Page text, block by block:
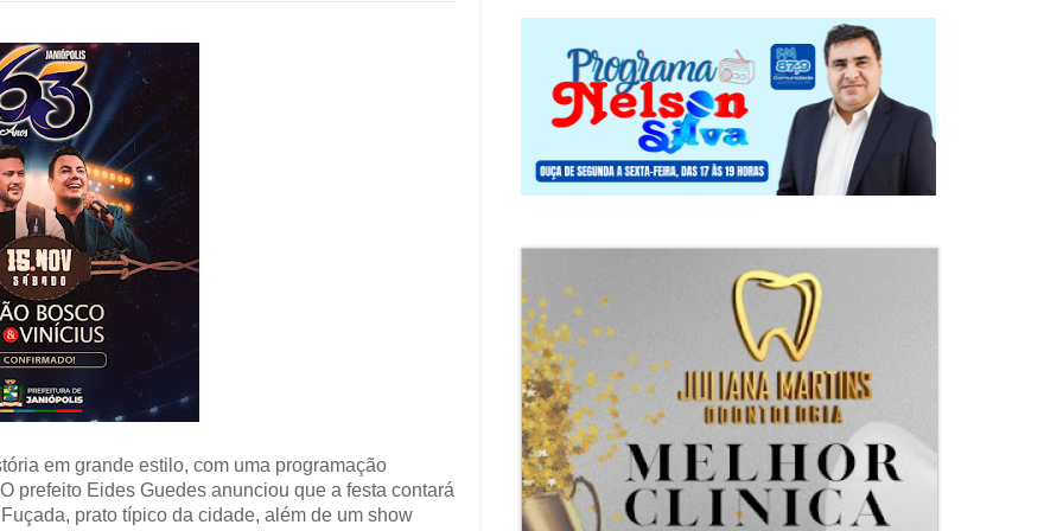
em grande estilo, com uma programação
prefeito Eides Guedes anunciou que a festa contará
prato típico da cidade, além de um show